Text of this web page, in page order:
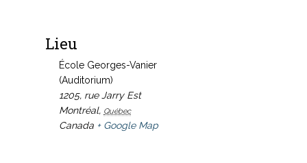
Lieu
École Georges-Vanier
(Auditorium)
1205, rue Jarry Est
Montréal, Québec
Canada + Google Map